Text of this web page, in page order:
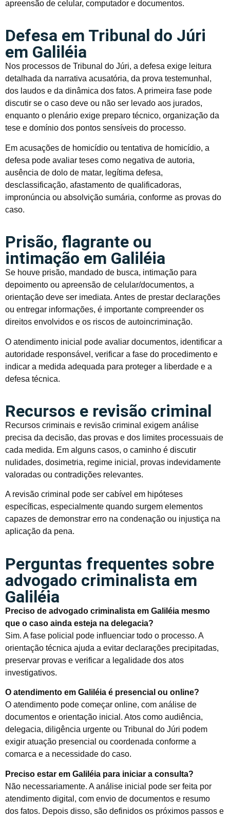
apreensão de celular, computador e documentos.
Defesa em Tribunal do Júri
em Galiléia
Nos processos de Tribunal do Júri, a defesa exige leitura
detalhada da narrativa acusatória, da prova testemunhal,
dos laudos e da dinâmica dos fatos. A primeira fase pode
discutir se o caso deve ou não ser levado aos jurados,
enquanto o plenário exige preparo técnico, organização da
tese e domínio dos pontos sensíveis do processo.
Em acusações de homicídio ou tentativa de homicídio, a
defesa pode avaliar teses como negativa de autoria,
ausência de dolo de matar, legítima defesa,
desclassificação, afastamento de qualificadoras,
impronúncia ou absolvição sumária, conforme as provas do
caso.
Prisão, flagrante ou
intimação em Galiléia
Se houve prisão, mandado de busca, intimação para
depoimento ou apreensão de celular/documentos, a
orientação deve ser imediata. Antes de prestar declarações
ou entregar informações, é importante compreender os
direitos envolvidos e os riscos de autoincriminação.
O atendimento inicial pode avaliar documentos, identificar a
autoridade responsável, verificar a fase do procedimento e
indicar a medida adequada para proteger a liberdade e a
defesa técnica.
Recursos e revisão criminal
Recursos criminais e revisão criminal exigem análise
precisa da decisão, das provas e dos limites processuais de
cada medida. Em alguns casos, o caminho é discutir
nulidades, dosimetria, regime inicial, provas indevidamente
valoradas ou contradições relevantes.
A revisão criminal pode ser cabível em hipóteses
específicas, especialmente quando surgem elementos
capazes de demonstrar erro na condenação ou injustiça na
aplicação da pena.
Perguntas frequentes sobre
advogado criminalista em
Galiléia
Preciso de advogado criminalista em Galiléia mesmo
que o caso ainda esteja na delegacia?
Sim. A fase policial pode influenciar todo o processo. A
orientação técnica ajuda a evitar declarações precipitadas,
preservar provas e verificar a legalidade dos atos
investigativos.
O atendimento em Galiléia é presencial ou online?
O atendimento pode começar online, com análise de
documentos e orientação inicial. Atos como audiência,
delegacia, diligência urgente ou Tribunal do Júri podem
exigir atuação presencial ou coordenada conforme a
comarca e a necessidade do caso.
Preciso estar em Galiléia para iniciar a consulta?
Não necessariamente. A análise inicial pode ser feita por
atendimento digital, com envio de documentos e resumo
dos fatos. Depois disso, são definidos os próximos passos e